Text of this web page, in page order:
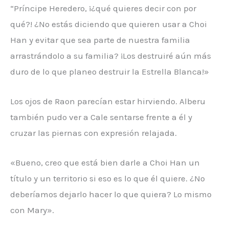
“Príncipe Heredero, ¡¿qué quieres decir con por
qué?! ¿No estás diciendo que quieren usar a Choi
Han y evitar que sea parte de nuestra familia
arrastrándolo a su familia? ¡Los destruiré aún más
duro de lo que planeo destruir la Estrella Blanca!»
Los ojos de Raon parecían estar hirviendo. Alberu
también pudo ver a Cale sentarse frente a él y
cruzar las piernas con expresión relajada.
«Bueno, creo que está bien darle a Choi Han un
título y un territorio si eso es lo que él quiere. ¿No
deberíamos dejarlo hacer lo que quiera? Lo mismo
con Mary».